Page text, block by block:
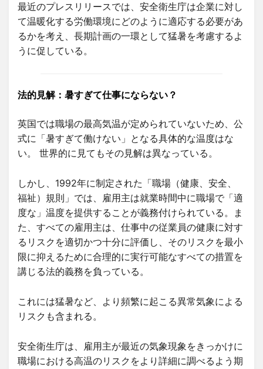
最近のプレスリリースでは、安全衛生庁は企業に対し
て温暖化する労働環境にどのように適応する必要があ
るかを考え、長期計画の一環として猛暑を考慮するよ
うに促している。
法的見解：暑すぎて仕事にならない？
英国では職場の最高気温が定められていないため、公
式に「暑すぎて働けない」となる具体的な温度はな
い。 世界的に見てもその見解は異なっている。
しかし、1992年に制定された「職場（健康、安全、
福祉）規則」では、雇用主は就業時間中に職場で「適
度な」温度を提供することが義務付けられている。ま
た、すべての雇用主は、仕事中の従業員の健康に対す
るリスクを適切かつ十分に評価し、そのリスクを最小
限に抑えるために合理的に実行可能なすべての措置を
講じる法的義務を負っている。
これには猛暑など、より頻繁に起こる異常気象による
リスクも含まれる。
安全衛生庁は、雇用主が最近の気象現象をきっかけに
職場における高温のリスクをより詳細に調べるよう期